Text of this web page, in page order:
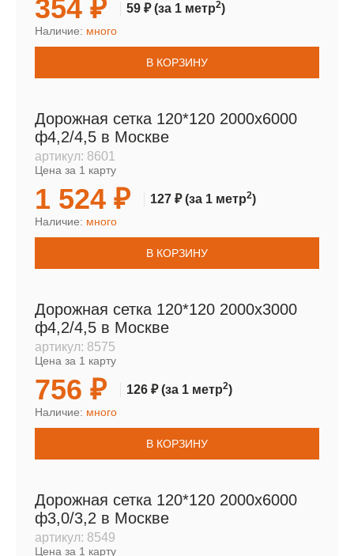
354 ₽ 59 ₽(за 1 метр2)
Наличие: много
В КОРЗИНУ
Дорожная сетка 120*120 2000х6000
ф4,2/4,5 в Москве
артикул: 8601
Цена за 1 карту
1 524 ₽ 127 ₽(за 1 метр2)
Наличие: много
В КОРЗИНУ
Дорожная сетка 120*120 2000х3000
ф4,2/4,5 в Москве
артикул: 8575
Цена за 1 карту
756 ₽ 126 ₽(за 1 метр2)
Наличие: много
В КОРЗИНУ
Дорожная сетка 120*120 2000х6000
ф3,0/3,2 в Москве
артикул: 8549
Цена за 1 карту